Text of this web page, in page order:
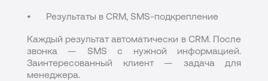
Результаты в CRM, SMS-подкрепление
Каждый результат автоматически в CRM. После
звонка — SMS с нужной информацией.
Заинтересованный клиент — задача для
менеджера.